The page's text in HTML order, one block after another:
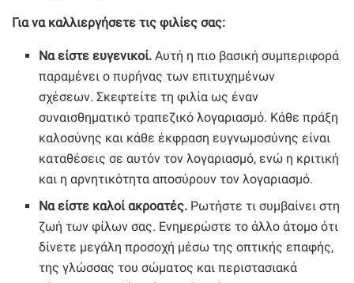
Για να καλλιεργήσετε τις φιλίες σας:
Να είστε ευγενικοί. Αυτή η πιο βασική συμπεριφορά
παραμένει ο πυρήνας των επιτυχημένων
σχέσεων. Σκεφτείτε τη φιλία ως έναν
συναισθηματικό τραπεζικό λογαριασμό. Κάθε πράξη
καλοσύνης και κάθε έκφραση ευγνωμοσύνης είναι
καταθέσεις σε αυτόν τον λογαριασμό, ενώ η κριτική
και η αρνητικότητα αποσύρουν τον λογαριασμό.
Να είστε καλοί ακροατές. Ρωτήστε τι συμβαίνει στη
ζωή των φίλων σας. Ενημερώστε το άλλο άτομο ότι
δίνετε μεγάλη προσοχή μέσω της οπτικής επαφής,
της γλώσσας του σώματος και περιστασιακά